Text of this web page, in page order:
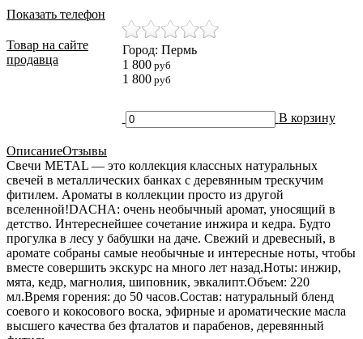
Показать телефон
Товар на сайте
продавца
Город: Пермь
1 800руб
1 800руб
В корзину
ОписаниеОтзывы
Свечи METAL — это коллекция классных натуральных
свечей в металлических банках с деревянным трескучим
фитилем. Ароматы в коллекции просто из другой
вселенной!DACHA: очень необычный аромат, уносящий в
детство. Интереснейшее сочетание инжира и кедра. Будто
прогулка в лесу у бабушки на даче. Свежий и древесный, в
аромате собраны самые необычные и интересные ноты, чтобы
вместе совершить экскурс на много лет назад.Ноты: инжир,
мята, кедр, магнолия, шиповник, эвкалипт.Объем: 220
мл.Время горения: до 50 часов.Состав: натуральный бленд
соевого и кокосового воска, эфирные и ароматические масла
высшего качества без фталатов и парабенов, деревянный